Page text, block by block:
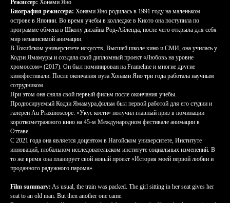
Режиссер: Хонами Яно
Биография режиссера: Хонами Яно родилась в 1991 году на маленьком
острове в Японии. Во время учебы в колледже в Киото она поступила по
программе обмена в Школу дизайна Род-Айленда, после чего открыла для себя
мир независимой анимации.
В Токийском университете искусств, Высшей школе кино и СМИ, она училась у
Кодзи Ямамуры и создала свой дипломный проект «Любовь на уровне
хромоссом» (2017). Он был номинирован на Frameline и многие другие
кинофестивали. После окончания вуза Хонами Яно три года работала научным
сотрудником.
При этом она сняла свой первый фильм после окончания учебы.
Продюсируемый Кодзи Ямамура,фильм был первой работой для его студии и
галереи Au Praxinoscope. «Укус кости» получил главный приз в номинации
короткометражного кино на 45-м Международном фестивале анимации в
Оттаве.
С 2021 года она является доцентом в Нагойском университете, Институте
инноваций, глобальном исследовательском институте социальных изменений. В
то же время она планирует свой новый проект «История моей первой любви и
проданного радужного парома».
Film summary: As usual, the train was packed. The girl sitting in her seat gives her
seat to an old man. But then another one came.